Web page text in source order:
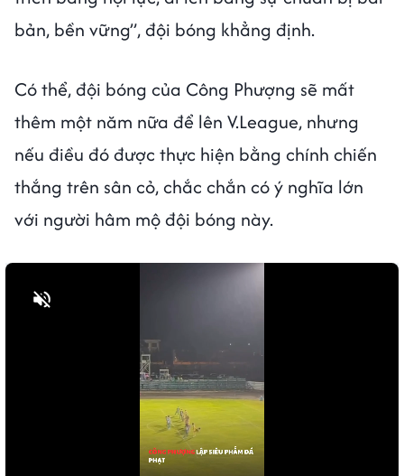
bản, bền vững”, đội bóng khẳng định.
Có thể, đội bóng của Công Phượng sẽ mất
thêm một năm nữa để lên V.League, nhưng
nếu điều đó được thực hiện bằng chính chiến
thắng trên sân cỏ, chắc chắn có ý nghĩa lớn
với người hâm mộ đội bóng này.